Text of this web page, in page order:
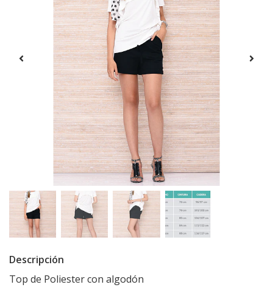
Descripción
Top de Poliester con algodón